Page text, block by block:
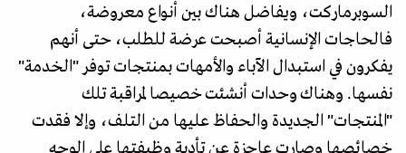
السوبرماركت، ويفاضل هناك بين أنواع معروضة،
فالحاجات الإنسانية أصبحت عرضة للطلب، حتى أنهم
يفكرون في استبدال الآباء والأمهات بمنتجات توفر "الخدمة"
نفسها. وهناك وحدات أنشئت خصيصا لمراقبة تلك
"المنتجات" الجديدة والحفاظ عليها من التلف، وإلا فقدت
خصائصها وصارت عاجزة عن تأدية وظيفتها على الوجه